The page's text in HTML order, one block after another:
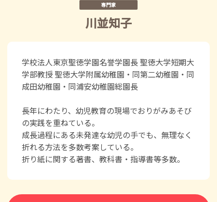
専門家
川並知子
学校法人東京聖徳学園名誉学園長 聖徳大学短期大
学部教授 聖徳大学附属幼稚園・同第二幼稚園・同
成田幼稚園・同浦安幼稚園総園長
長年にわたり、幼児教育の現場でおりがみあそび
の実践を重ねている。
成長過程にある未発達な幼児の手でも、無理なく
折れる方法を多数考案している。
折り紙に関する著書、教科書・指導書等多数。